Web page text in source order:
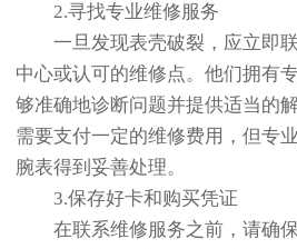
2.寻找专业维修服务
一旦发现表壳破裂，应立即联
中心或认可的维修点。他们拥有
够准确地诊断问题并提供适当的
需要支付一定的维修费用，但专
腕表得到妥善处理。
3.保存好卡和购买凭证
在联系维修服务之前，请确保